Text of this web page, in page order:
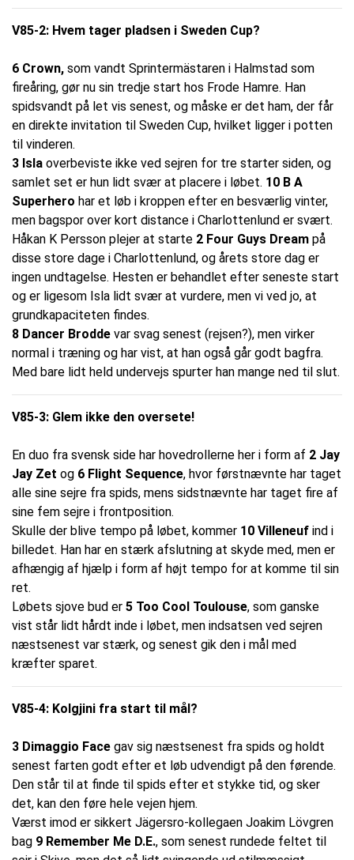
V85-2: Hvem tager pladsen i Sweden Cup?
6 Crown, som vandt Sprintermästaren i Halmstad som
fireåring, gør nu sin tredje start hos Frode Hamre. Han
spidsvandt på let vis senest, og måske er det ham, der får
en direkte invitation til Sweden Cup, hvilket ligger i potten
til vinderen.
3 Isla overbeviste ikke ved sejren for tre starter siden, og
samlet set er hun lidt svær at placere i løbet. 10 B A
Superhero har et løb i kroppen efter en besværlig vinter,
men bagspor over kort distance i Charlottenlund er svært.
Håkan K Persson plejer at starte 2 Four Guys Dream på
disse store dage i Charlottenlund, og årets store dag er
ingen undtagelse. Hesten er behandlet efter seneste start
og er ligesom Isla lidt svær at vurdere, men vi ved jo, at
grundkapaciteten findes.
8 Dancer Brodde var svag senest (rejsen?), men virker
normal i træning og har vist, at han også går godt bagfra.
Med bare lidt held undervejs spurter han mange ned til slut.
V85-3: Glem ikke den oversete!
En duo fra svensk side har hovedrollerne her i form af 2 Jay
Jay Zet og 6 Flight Sequence, hvor førstnævnte har taget
alle sine sejre fra spids, mens sidstnævnte har taget fire af
sine fem sejre i frontposition.
Skulle der blive tempo på løbet, kommer 10 Villeneuf ind i
billedet. Han har en stærk afslutning at skyde med, men er
afhængig af hjælp i form af højt tempo for at komme til sin
ret.
Løbets sjove bud er 5 Too Cool Toulouse, som ganske
vist står lidt hårdt inde i løbet, men indsatsen ved sejren
næstsenest var stærk, og senest gik den i mål med
kræfter sparet.
V85-4: Kolgjini fra start til mål?
3 Dimaggio Face gav sig næstsenest fra spids og holdt
senest farten godt efter et løb udvendigt på den førende.
Den står til at finde til spids efter et stykke tid, og sker
det, kan den føre hele vejen hjem.
Værst imod er sikkert Jägersro-kollegaen Joakim Lövgren
bag 9 Remember Me D.E., som senest rundede feltet til